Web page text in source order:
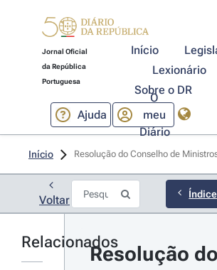
Jornal Oficial
da República
Portuguesa
Início
Lexionário
Sobre o DR
Ajuda
O
meu
Diário
Início Resolução do Conselho de
Voltar Índice
Relacionados
Resolução do